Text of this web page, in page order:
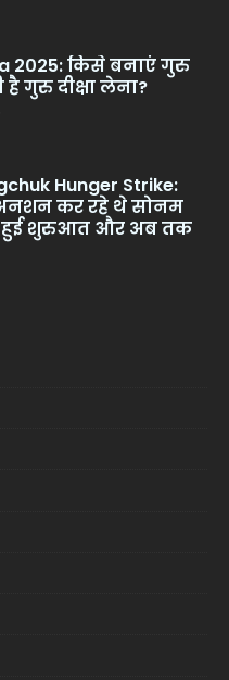
2025: किसे बनाएं गुरु
गुरु दीक्षा लेना?
Hunger Strike:
कर रहे थे सोनम
हुई शुरुआत और अब तक